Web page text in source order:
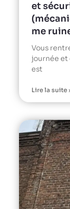
et
me
Vous
journée
est
Lire la suite